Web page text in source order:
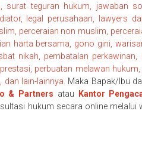
surat teguran hukum, jawaban
legal perusahaan, lawyers
perceraian non muslim,
harta bersama, gono gini,
nikah, pembatalan perkawinan,
perbuatan melawan hukum,
lain-lainnya. Maka Bapak/Ibu
& Partners atau
Kantor
hukum secara online melalui